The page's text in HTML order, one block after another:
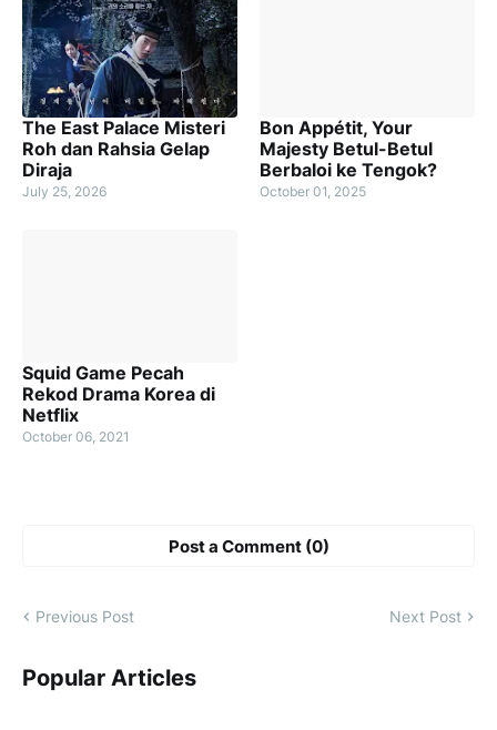
The East Palace Misteri
Roh dan Rahsia Gelap
Diraja
July 25, 2026
Bon Appétit, Your
Majesty Betul-Betul
Berbaloi ke Tengok?
October 01, 2025
Squid Game Pecah
Rekod Drama Korea di
Netflix
October 06, 2021
Post a Comment (0)
Previous Post Next Post
Popular Articles